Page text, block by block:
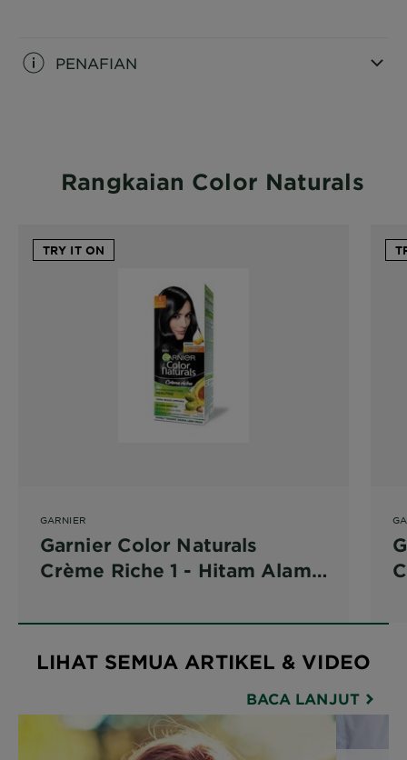
PENAFIAN
Rangkaian Color Naturals
TRY IT ON
GARNIER
Garnier Color Naturals
Crème Riche 1 - Hitam Alami
LIHAT SEMUA ARTIKEL & VIDEO
BACA LANJUT